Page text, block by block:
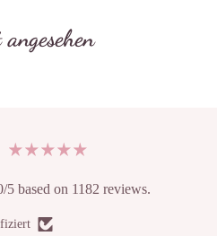
5 based on 1182 reviews.